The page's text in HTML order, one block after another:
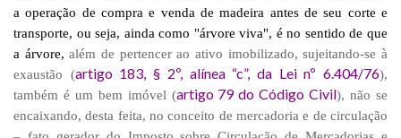
a operação de compra e venda de madeira antes de seu corte e
transporte, ou seja, ainda como "árvore viva", é no sentido de que
a árvore,além de pertencer ao ativo imobilizado, sujeitando-se à
exaustão (artigo 183, § 2º, alínea “c”, da Lei nº 6.404/76),
também é um bem imóvel (artigo 79 do Código Civil), não se
encaixando, desta feita, no conceito de mercadoria e de circulação